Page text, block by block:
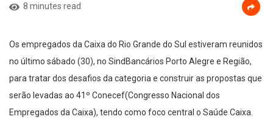
8 minutes read
Os empregados da Caixa do Rio Grande do Sul estiveram reunidos
no último sábado (30), no SindBancários Porto Alegre e Região,
para tratar dos desafios da categoria e construir as propostas que
serão levadas ao 41º Conecef(Congresso Nacional dos
Empregados da Caixa), tendo como foco central o Saúde Caixa.